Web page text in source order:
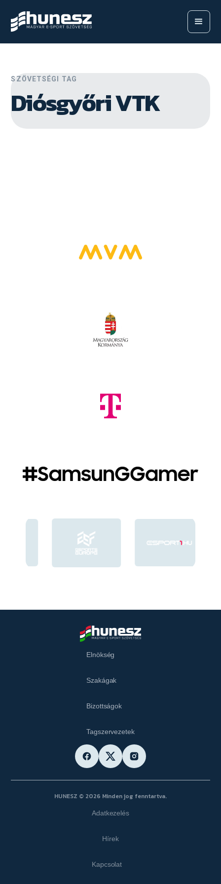
SZÖVETSÉGI TAG
Diósgyőri VTK
Elnökség
Szakágak
Bizottságok
Tagszervezetek
HUNESZ © 2026 Minden jog fenntartva.
Adatkezelés
Hírek
Kapcsolat